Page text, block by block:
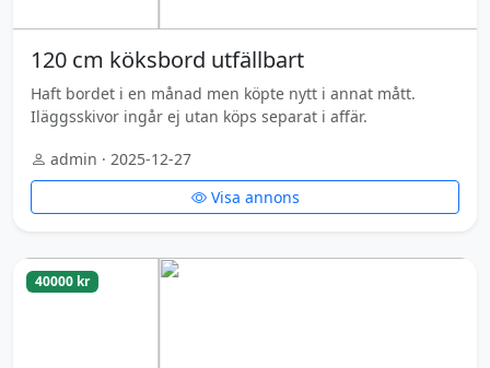
120 cm köksbord utfällbart
Haft bordet i en månad men köpte nytt i annat mått.
Iläggsskivor ingår ej utan köps separat i affär.
admin · 2025-12-27
Visa annons
40000 kr